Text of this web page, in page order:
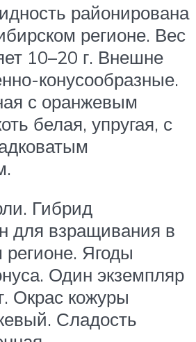
районирована
регионе. Вес
10–20 г. Внешне
конусообразные.
с оранжевым
белая, упругая, с
Гибрид
для взращивания в
Ягоды
Один экземпляр
Окрас кожуры
Сладость